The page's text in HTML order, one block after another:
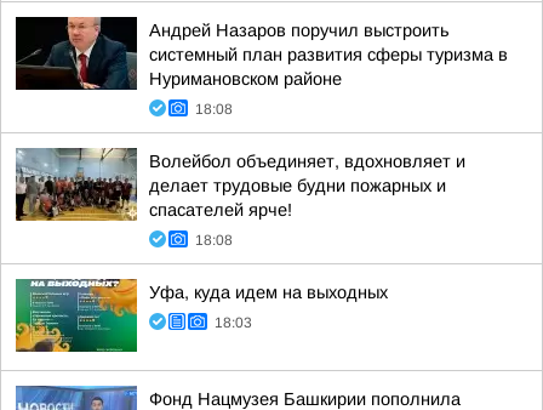
Андрей Назаров поручил выстроить
системный план развития сферы туризма в
Нуримановском районе
18:08
Волейбол объединяет, вдохновляет и
делает трудовые будни пожарных и
спасателей ярче!
18:08
Уфа, куда идем на выходных
18:03
Фонд Нацмузея Башкирии пополнила